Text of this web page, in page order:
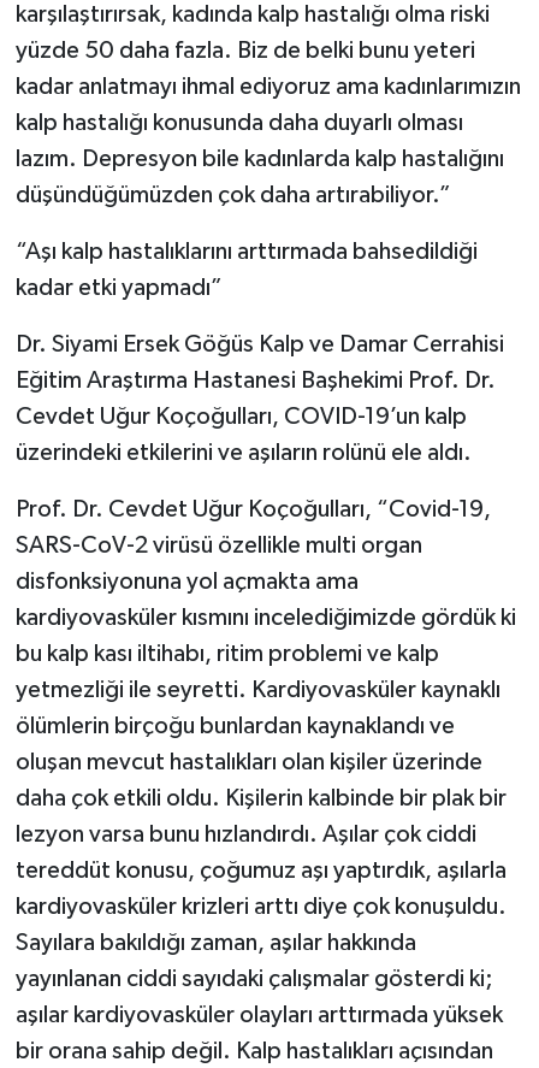
karşılaştırırsak, kadında kalp hastalığı olma riski
yüzde 50 daha fazla. Biz de belki bunu yeteri
kadar anlatmayı ihmal ediyoruz ama kadınlarımızın
kalp hastalığı konusunda daha duyarlı olması
lazım. Depresyon bile kadınlarda kalp hastalığını
düşündüğümüzden çok daha artırabiliyor.”
“Aşı kalp hastalıklarını arttırmada bahsedildiği
kadar etki yapmadı”
Dr. Siyami Ersek Göğüs Kalp ve Damar Cerrahisi
Eğitim Araştırma Hastanesi Başhekimi Prof. Dr.
Cevdet Uğur Koçoğulları, COVID-19’un kalp
üzerindeki etkilerini ve aşıların rolünü ele aldı.
Prof. Dr. Cevdet Uğur Koçoğulları, “Covid-19,
SARS-CoV-2 virüsü özellikle multi organ
disfonksiyonuna yol açmakta ama
kardiyovasküler kısmını incelediğimizde gördük ki
bu kalp kası iltihabı, ritim problemi ve kalp
yetmezliği ile seyretti. Kardiyovasküler kaynaklı
ölümlerin birçoğu bunlardan kaynaklandı ve
oluşan mevcut hastalıkları olan kişiler üzerinde
daha çok etkili oldu. Kişilerin kalbinde bir plak bir
lezyon varsa bunu hızlandırdı. Aşılar çok ciddi
tereddüt konusu, çoğumuz aşı yaptırdık, aşılarla
kardiyovasküler krizleri arttı diye çok konuşuldu.
Sayılara bakıldığı zaman, aşılar hakkında
yayınlanan ciddi sayıdaki çalışmalar gösterdi ki;
aşılar kardiyovasküler olayları arttırmada yüksek
bir orana sahip değil. Kalp hastalıkları açısından